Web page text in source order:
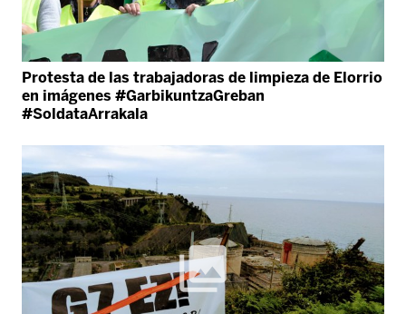
Protesta de las trabajadoras de limpieza de Elorrio
en imágenes #GarbikuntzaGreban
#SoldataArrakala